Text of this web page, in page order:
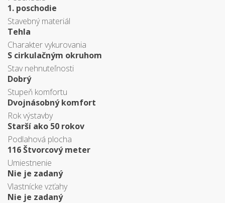
1. poschodie
Stavebný materiál
Tehla
Charakter vykurovania
S cirkulačným okruhom
Stav nehnuteľnosti
Dobrý
Stupeň komfortu
Dvojnásobný komfort
Rok výstavby
Starší ako 50 rokov
Podlahová plocha
116 Štvorcový meter
Umiestnenie
Nie je zadaný
Vlastnícke vzťahy
Nie je zadaný